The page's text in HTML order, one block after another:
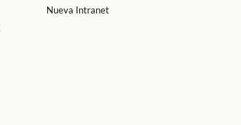
Nueva Intranet